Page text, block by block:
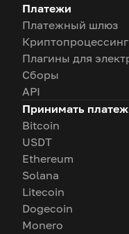
Платежи
Платежный шлюз
Криптопроцессинг
Плагины для
Сборы
API
Принимать
Bitcoin
USDT
Ethereum
Solana
Litecoin
Dogecoin
Monero